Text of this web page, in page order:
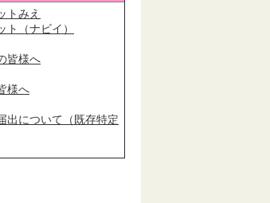
トみえ
ト（ナビイ）
皆様へ
様へ
出について（既存特定